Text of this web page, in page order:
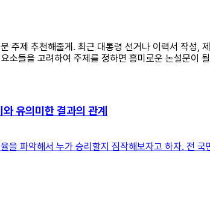
주제 추천해줄게. 최근 대통령 선거나 이력서 작성
소들을 고려하여 주제를 정하면 흥미로운 논설문이
유의미한 결과의 관계
을 파악해서 누가 승리할지 짐작해보자고 하자. 전